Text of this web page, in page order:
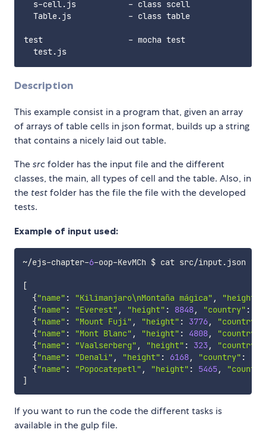
  s-cell.js           - class scell
  Table.js            - class table
test                  - mocha test
Description
This example consist in a program that, given an array
of arrays of table cells in json format, builds up a string
that contains a nicely laid out table.
Thesrcfolder has the input file and the different
classes, the main, all types of cell and the table. Also, in
the testfolder has the file the file with the developed
tests.
Example of input used:
~/ejs-chapter-6-oop-KevMCh $ cat src/input.json
[
{"name" : "Kilimanjaro\nMontaña mágica" , "height"
{"name" : "Everest" , "height" : 8848, "country" :
{"name" : "Mount Fuji" , "height" : 3776, "country"
{"name" : "Mont Blanc" , "height" : 4808, "country"
{"name" : "Vaalserberg" , "height" : 323 , "country"
{"name" : "Denali" , "height" : 6168, "country" :
{"name" : "Popocatepetl" , "height" : 5465,
]
If you want to run the code the different tasks is
available in the gulp file.